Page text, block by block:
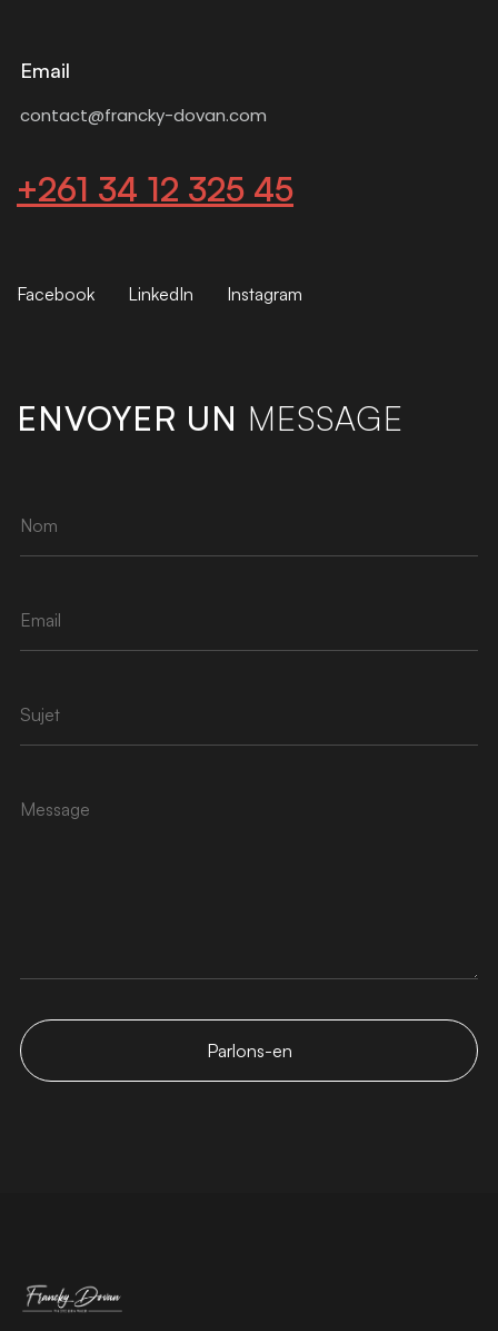
Email
contact@francky-dovan.com
+261 34 12 325 45
Facebook LinkedIn Instagram
ENVOYER UN MESSAGE
Parlons-en